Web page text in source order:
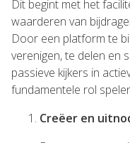
Dit begint met het
waarderen van
Door een platform te
verenigen, te delen en
passieve kijkers in
fundamentele rol
Creëer en